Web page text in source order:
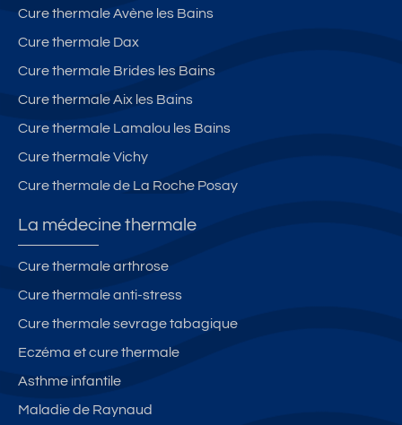
Cure thermale Avène les Bains
Cure thermale Dax
Cure thermale Brides les Bains
Cure thermale Aix les Bains
Cure thermale Lamalou les Bains
Cure thermale Vichy
Cure thermale de La Roche Posay
La médecine thermale
Cure thermale arthrose
Cure thermale anti-stress
Cure thermale sevrage tabagique
Eczéma et cure thermale
Asthme infantile
Maladie de Raynaud